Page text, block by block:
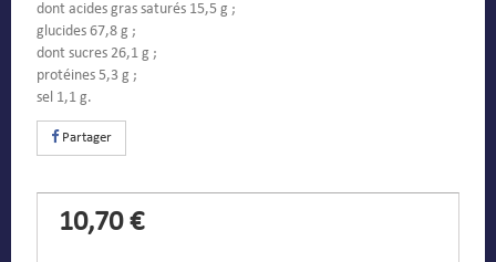
dont acides gras saturés 15,5 g ;
glucides 67,8 g ;
dont sucres 26,1 g ;
protéines 5,3 g ;
sel 1,1 g.
Partager
10,70 €